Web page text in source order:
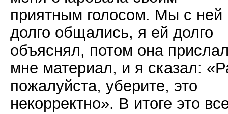
приятным голосом. Мы с ней
долго общались, я ей долго
объяснял, потом она
мне материал, и я сказал:
пожалуйста, уберите, это
некорректно». В итоге это